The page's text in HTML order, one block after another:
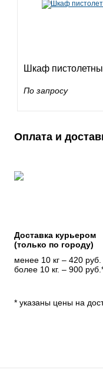
Шкаф
По запросу
Оплата и
Доставка курьером
(только по городу)
менее 10 кг – 420 руб.
более 10 кг. – 900
* указаны цены на